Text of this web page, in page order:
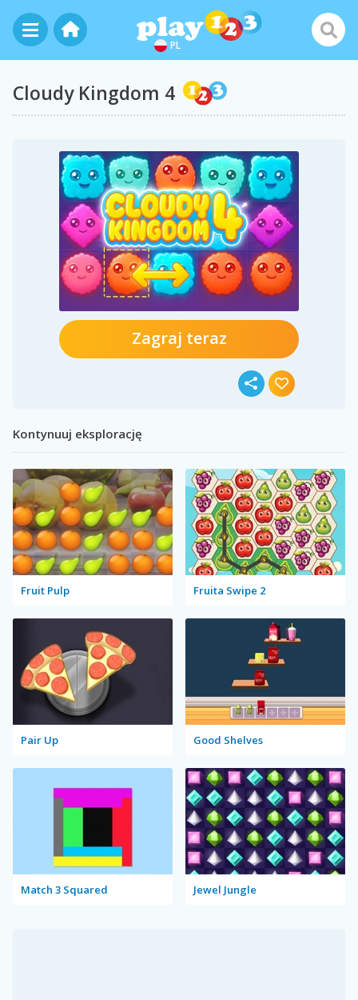
PL
Cloudy Kingdom 4
Zagraj teraz
Kontynuuj eksplorację
Fruit Pulp Fruita Swipe 2
Pair Up Good Shelves
Match 3 Squared Jewel Jungle